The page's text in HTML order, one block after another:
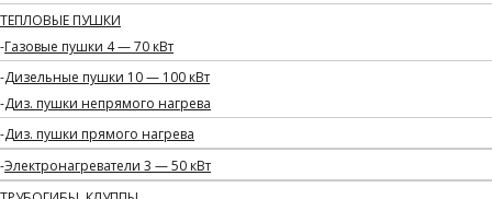
ТЕПЛОВЫЕ ПУШКИ
Газовые пушки 4 — 70 кВт
Дизельные пушки 10 — 100 кВт
Диз. пушки непрямого нагрева
Диз. пушки прямого нагрева
Электронагреватели 3 — 50 кВт